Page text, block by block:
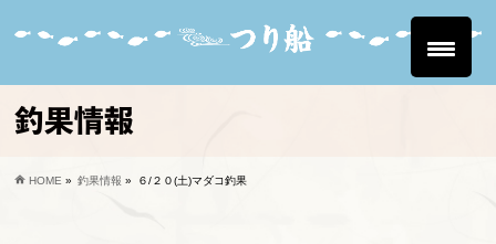
釣果情報
HOME » 釣果情報 » ６/２０(土)マダコ釣果